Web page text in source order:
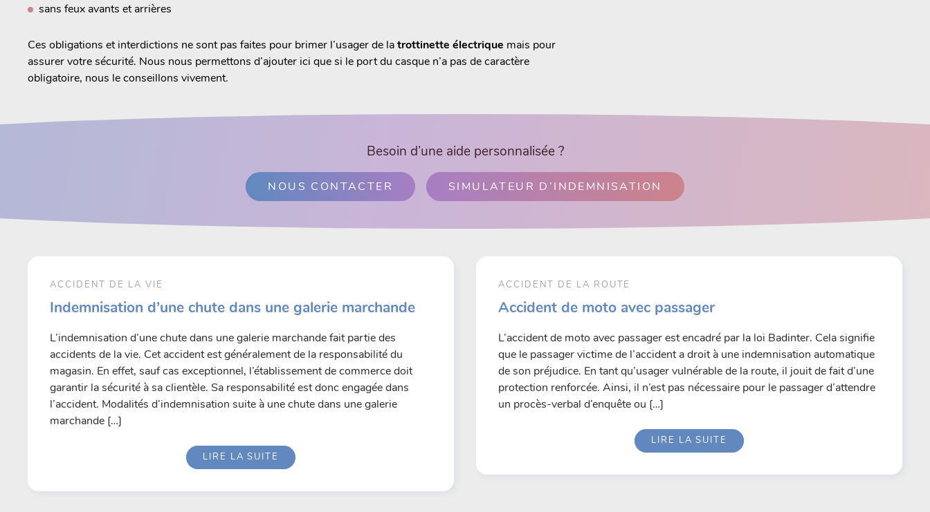
sans feux avants et arrières
Ces obligations et interdictions ne sont pas faites pour brimer l’usager de latrottinette électrique mais pour
assurer votre sécurité. Nous nous permettons d’ajouter ici que si le port du casque n’a pas de caractère
obligatoire, nous le conseillons vivement.
Besoin d’une aide personnalisée ?
NOUS CONTACTER SIMULATEUR D’INDEMNISATION
ACCIDENT DE LA VIE
Indemnisation d’une chute dans une galerie marchande
L’indemnisation d’une chute dans une galerie marchande fait partie des
accidents de la vie. Cet accident est généralement de la responsabilité du
magasin. En effet, sauf cas exceptionnel, l’établissement de commerce doit
garantir la sécurité à sa clientèle. Sa responsabilité est donc engagée dans
l’accident. Modalités d’indemnisation suite à une chute dans une galerie
marchande […]
LIRE LA SUITE
ACCIDENT DE LA ROUTE
Accident de moto avec passager
L’accident de moto avec passager est encadré par la loi Badinter. Cela signifie
que le passager victime de l’accident a droit à une indemnisation automatique
de son préjudice. En tant qu’usager vulnérable de la route, il jouit de fait d’une
protection renforcée. Ainsi, il n’est pas nécessaire pour le passager d’attendre
un procès-verbal d’enquête ou […]
LIRE LA SUITE